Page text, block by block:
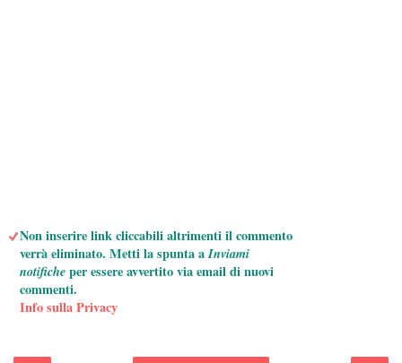
Non inserire link cliccabili altrimenti il commento
verrà eliminato. Metti la spunta aInviami
notificheper essere avvertito via email di nuovi
commenti.
Info sulla Privacy